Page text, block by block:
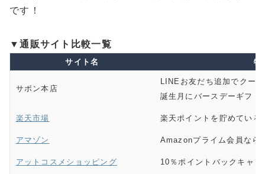
です！
▼通販サイト比較一覧
サイト名 特
サボン本店
LINEお友だち追加でクー
誕生月にバースデーギフト
楽天市場 楽天ポイントを貯めている
アマゾン Amazonプライム会員なら
アットコスメショッピング 10％ポイントバックキャ